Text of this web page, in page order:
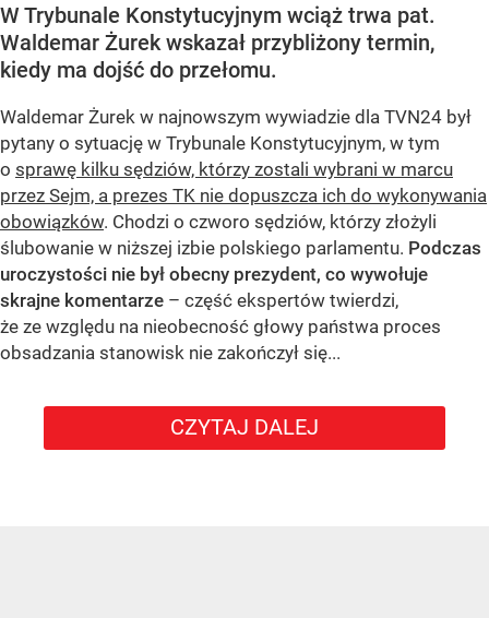
W Trybunale Konstytucyjnym wciąż trwa pat.
Waldemar Żurek wskazał przybliżony termin,
kiedy ma dojść do przełomu.
Waldemar Żurek w najnowszym wywiadzie dla TVN24 był
pytany o sytuację w Trybunale Konstytucyjnym, w tym
o sprawę kilku sędziów, którzy zostali wybrani w marcu
przez Sejm, a prezes TK nie dopuszcza ich do wykonywania
obowiązków. Chodzi o czworo sędziów, którzy złożyli
ślubowanie w niższej izbie polskiego parlamentu. Podczas
uroczystości nie był obecny prezydent, co wywołuje
skrajne komentarze – część ekspertów twierdzi,
że ze względu na nieobecność głowy państwa proces
obsadzania stanowisk nie zakończył się...
CZYTAJ DALEJ